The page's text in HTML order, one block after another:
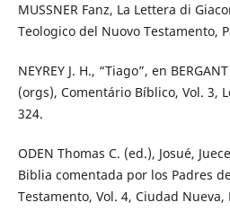
MUSSNER Fanz, La Lettera di
Teologico del Nuovo Testamento,
NEYREY J. H., “Tiago”, en
(orgs), Comentário Bíblico, Vol. 3,
324.
ODEN Thomas C. (ed.), Josué,
Biblia comentada por los Padres
Testamento, Vol. 4, Ciudad